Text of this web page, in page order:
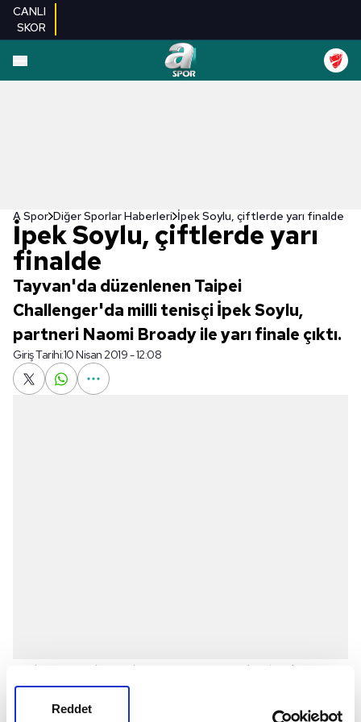
Reddet
CANLI
SKOR
A Spor Diğer Sporlar Haberleri İpek Soylu, çiftlerde yarı finalde
İpek Soylu, çiftlerde yarı
finalde
Tayvan'da düzenlenen Taipei
Challenger'da milli tenisçi İpek Soylu,
partneri Naomi Broady ile yarı finale çıktı.
Giriş Tarihi:10 Nisan 2019 - 12:08
Kadın Tenisçiler Birliği (WTA) tarafından başkent
Taipei'de organize edilen toplam 115 bin dolar ödüllü
turnuvanın çeyrek finalinde Tayvanlı Chin-Wei Chan